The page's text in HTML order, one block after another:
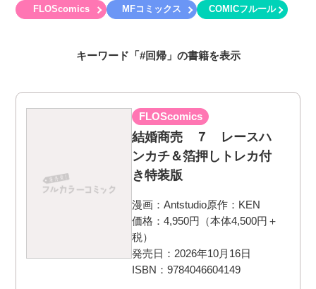
FLOScomics MFコミックス COMICフルール
キーワード「#回帰」の書籍を表示
FLOScomics
結婚商売 ７ レースハ
ンカチ＆箔押しトレカ付
き特装版
漫画： Antstudio原作： KEN
価格：4,950円（本体4,500円＋
税）
発売日：2026年10月16日
ISBN：9784046604149